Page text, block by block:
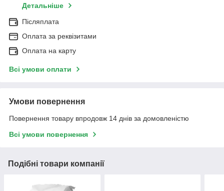
Детальніше
Післяплата
Оплата за реквізитами
Оплата на карту
Всі умови оплати
Умови повернення
Повернення товару впродовж 14 днів за домовленістю
Всі умови повернення
Подібні товари компанії